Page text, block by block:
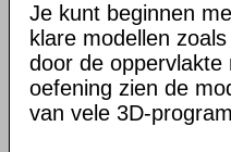
Je kunt beginnen
klare modellen
door de
oefening zien de
van vele 3D-